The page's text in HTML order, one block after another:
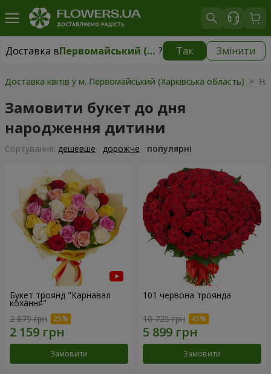
Доставка в Первомайський (Харківська область) ? Так Змінити
Доставка в Первомайський (Харківська область) |1247 грн
Доставка квітів у м. Первомайський (Харківська область) >
Замовити букет до дня
народження дитини
Сортування: дешевше дорожче популярні
Букет троянд "Карнавал
кохання"
2 879 грн
Замовити
101 червона троянда
10 725 грн
Замовити